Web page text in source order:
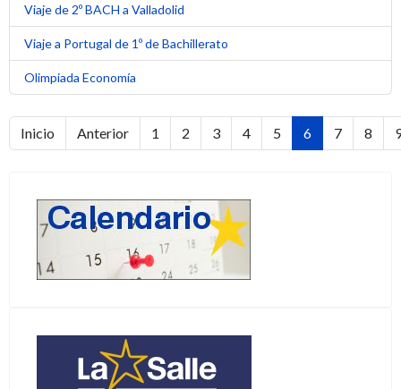
Viaje de 2º BACH a Valladolid
Viaje a Portugal de 1º de Bachillerato
Olimpiada Economía
Inicio Anterior 1 2 3 4 5 6 7 8